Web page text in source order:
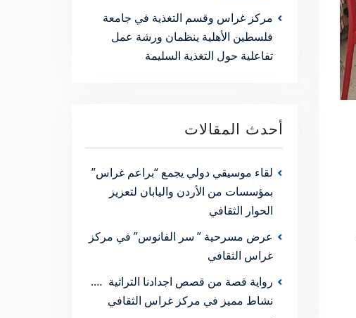
مركز غراس وقسم التغذية في جامعة
فلسطين الأهلية ينظمان ورشة عمل
تفاعلية حول التغذية السليمة
أحدث المقالات
لقاء موسيقي دولي يجمع “براعم غراس”
بمؤسسات من الأردن واليابان لتعزيز
الحوار الثقافي
عرض مسرحية ” سر الفانوس” في مركز
غراس الثقافي
رواية قصة من قصص اجدادنا التراثية ….
نشاط مميز في مركز غراس الثقافي